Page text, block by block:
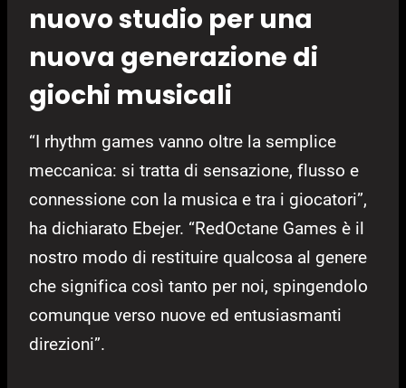
nuovo studio per una
nuova generazione di
giochi musicali
“I rhythm games vanno oltre la semplice
meccanica: si tratta di sensazione, flusso e
connessione con la musica e tra i giocatori”,
ha dichiarato Ebejer. “RedOctane Games è il
nostro modo di restituire qualcosa al genere
che significa così tanto per noi, spingendolo
comunque verso nuove ed entusiasmanti
direzioni”.